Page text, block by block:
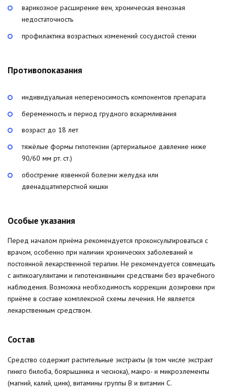
варикозное расширение вен, хроническая венозная
недостаточность
профилактика возрастных изменений сосудистой стенки
Противопоказания
индивидуальная непереносимость компонентов препарата
беременность и период грудного вскармливания
возраст до 18 лет
тяжёлые формы гипотензии (артериальное давление ниже
90/60 мм рт. ст.)
обострение язвенной болезни желудка или
двенадцатиперстной кишки
Особые указания
Перед началом приёма рекомендуется проконсультироваться с
врачом, особенно при наличии хронических заболеваний и
постоянной лекарственной терапии. Не рекомендуется совмещать
с антикоагулянтами и гипотензивными средствами без врачебного
наблюдения. Возможна необходимость коррекции дозировки при
приёме в составе комплексной схемы лечения. Не является
лекарственным средством.
Состав
Средство содержит растительные экстракты (в том числе экстракт
гинкго билоба, боярышника и чеснока), макро- и микроэлементы
(магний, калий, цинк), витамины группы B и витамин C.